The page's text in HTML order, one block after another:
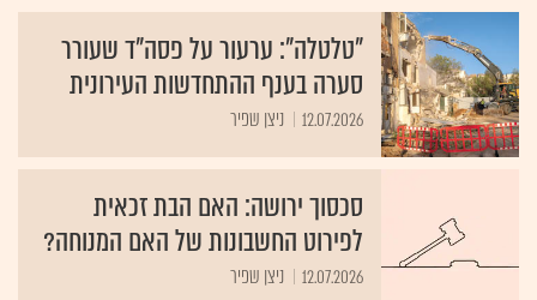
"טלטלה": ערעור על פסה"ד שעורר
סערה בענף ההתחדשות העירונית
12.07.2026 ניצן שפיר
סכסוך ירושה: האם הבת זכאית
לפירוט החשבונות של האם המנוחה?
12.07.2026 ניצן שפיר